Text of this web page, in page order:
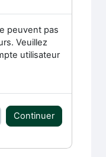
peuvent pas
Veuillez
utilisateur
Continuer